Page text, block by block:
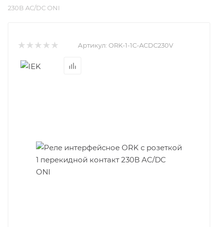
230В AC/DC ONI
Артикул: ORK-1-1C-ACDC230V